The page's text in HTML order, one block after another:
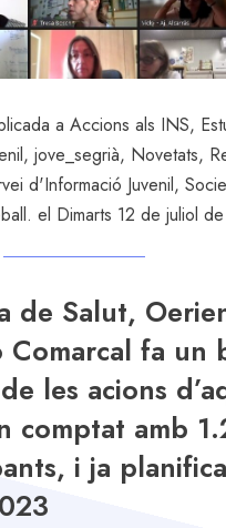
a Accions als INS,
, jove_segrià, Novetats,
d'Informació Juvenil,
. el Dimarts 12 de juliol
de Salut,
Comarcal fa un
les acions
comptat amb
i ja